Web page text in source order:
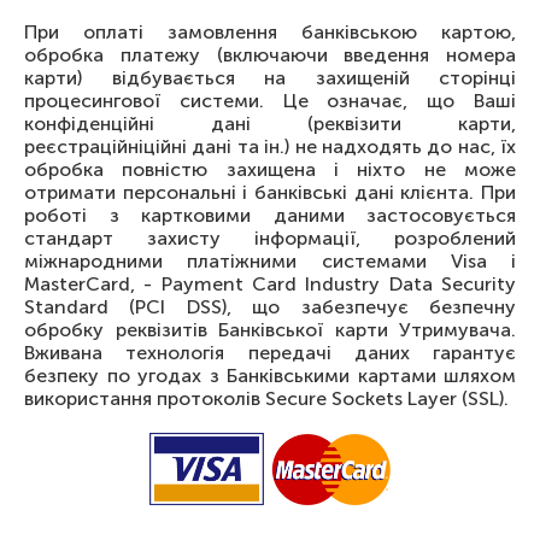
При оплаті замовлення банківською картою,
обробка платежу (включаючи введення номера
карти) відбувається на захищеній сторінці
процесингової системи. Це означає, що Ваші
конфіденційні дані (реквізити карти,
реєстраційніційні дані та ін.) не надходять до нас, їх
обробка повністю захищена і ніхто не може
отримати персональні і банківські дані клієнта. При
роботі з картковими даними застосовується
стандарт захисту інформації, розроблений
міжнародними платіжними системами Visa і
MasterCard, - Payment Card Industry Data Security
Standard (PCI DSS), що забезпечує безпечну
обробку реквізитів Банківської карти Утримувача.
Вживана технологія передачі даних гарантує
безпеку по угодах з Банківськими картами шляхом
використання протоколів Secure Sockets Layer (SSL).